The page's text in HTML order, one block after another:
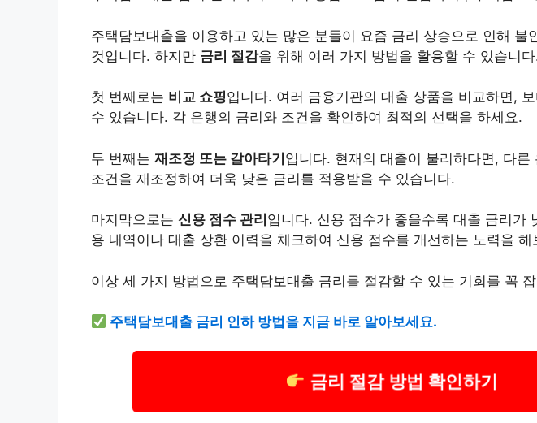
주택 담보대출을 이용하고 있는 많은 분들이 요즘 금리 상승으로 인해 불
것입니다. 하지만 금리 절감을 위해 여러 가지 방법을 활용할 수 있습니
첫 번째로는 비교 쇼핑입니다. 여러 금융기관의 대출 상품을 비교하면,
수 있습니다. 각 은행의 금리와 조건을 확인하여 최적의 선택을 하세요.
두 번째는 재조정 또는 갈아타기입니다. 현재의 대출이 불리하다면, 다른
조건을 재조정하여 더욱 낮은 금리를 적용받을 수 있습니다.
마지막으로는 신용 점수 관리 입니다. 신용 점수가 좋을수록 대출 금리가
용 내역이나 대출 상환 이력을 체크하여 신용 점수를 개선하는 노력을 해
이상 세 가지 방법으로 주택담보대출 금리를 절감할 수 있는 기회를 꼭
주택담보대출 금리 인하 방법을 지금 바로 알아보세요.
금리 절감 방법 확인하기